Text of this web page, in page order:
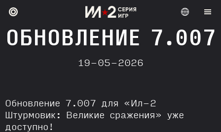
ОБНОВЛЕНИЕ 7.007
19-05-2026
Обновление 7.007 для «Ил-2
Штурмовик: Великие сражения» уже
доступно!